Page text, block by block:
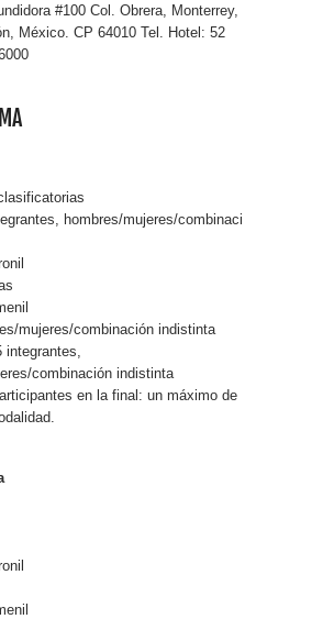
#100 Col. Obrera, Monterrey,
México. CP 64010 Tel. Hotel: 52
hombres/mujeres/combinación
mujeres/combinación indistinta
integrantes,
combinación indistinta
en la final: un máximo de 8